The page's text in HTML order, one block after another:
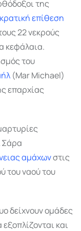
της
επίθεση
22 νεκρούς
κεφάλαια.
του
(Mar Michael)
επαρχίας
Σάρα
αμάχωνστις
του ναού του
δείχνουν ομάδες
και